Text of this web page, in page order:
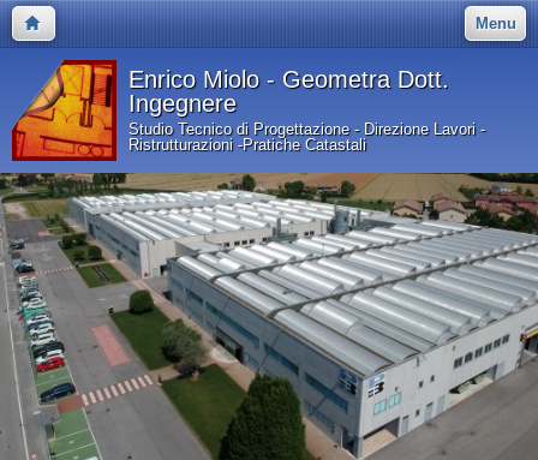
Menu
Enrico Miolo - Geometra Dott.
Ingegnere
Studio Tecnico di Progettazione - Direzione Lavori -
Ristrutturazioni -Pratiche Catastali